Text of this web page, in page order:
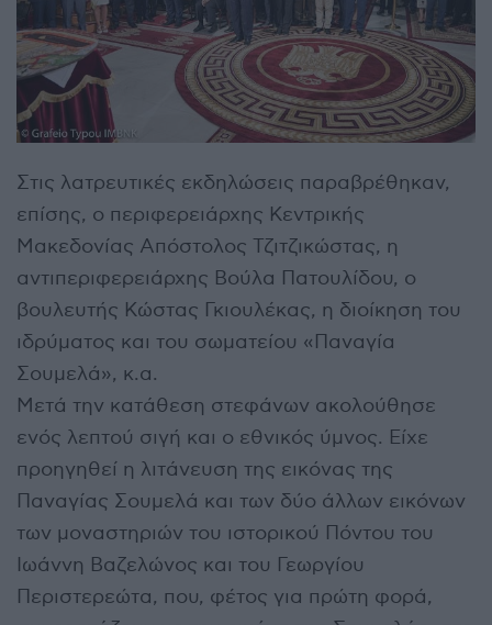
Στις λατρευτικές εκδηλώσεις παραβρέθηκαν,
επίσης, ο περιφερειάρχης Κεντρικής
Μακεδονίας Απόστολος Τζιτζικώστας, η
αντιπεριφερειάρχης Βούλα Πατουλίδου, ο
βουλευτής Κώστας Γκιουλέκας, η διοίκηση του
ιδρύματος και του σωματείου «Παναγία
Σουμελά», κ.α.
Μετά την κατάθεση στεφάνων ακολούθησε
ενός λεπτού σιγή και ο εθνικός ύμνος. Είχε
προηγηθεί η λιτάνευση της εικόνας της
Παναγίας Σουμελά και των δύο άλλων εικόνων
των μοναστηριών του ιστορικού Πόντου του
Ιωάννη Βαζελώνος και του Γεωργίου
Περιστερεώτα, που, φέτος για πρώτη φορά,